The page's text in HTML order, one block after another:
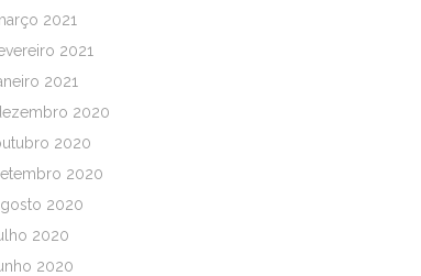
2021
2021
2021
2020
2020
2020
2020
2020
2020